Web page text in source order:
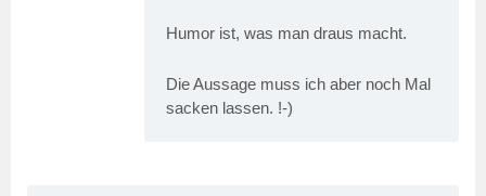
Humor ist, was man draus macht.
Die Aussage muss ich aber noch Mal
sacken lassen. !-)